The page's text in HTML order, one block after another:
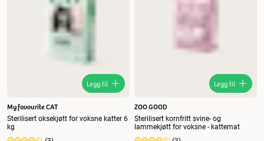
Legg til
My favourite CAT
Sterilisert oksekjøtt for voksne katter 6
kg
Legg til
ZOO GOOD
Sterilisert kornfritt svine- og
lammekjøtt for voksne - kattemat